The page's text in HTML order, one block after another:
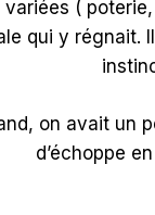
(
qui y
on avait
d’échoppe